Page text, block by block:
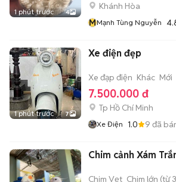
1 phút trước 4
Khánh Hòa
MMạnh Tùng Nguyễn
1 phút trước 7
Xe điện đẹp
Xe đạp điện Khác Mới
7.500.000 đ
Tp Hồ Chí Minh
Xe Điện 1.0 9 đã
Chim cảnh Xám
Chim Vẹt Chim lớn (từ